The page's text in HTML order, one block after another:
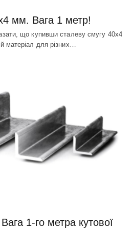
мм. Вага 1 метр!
що купивши сталеву смугу 40х4
матеріал для різних…
1-го метра кутової